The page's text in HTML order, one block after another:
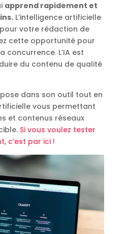
apprend rapidement et
L’intelligence artificielle
votre rédaction de
cette opportunité pour
concurrence. L’IA est
du contenu de qualité
dans son outil tout en
vous permettant
et contenus réseaux
Si vous voulez tester
c’est par ici !